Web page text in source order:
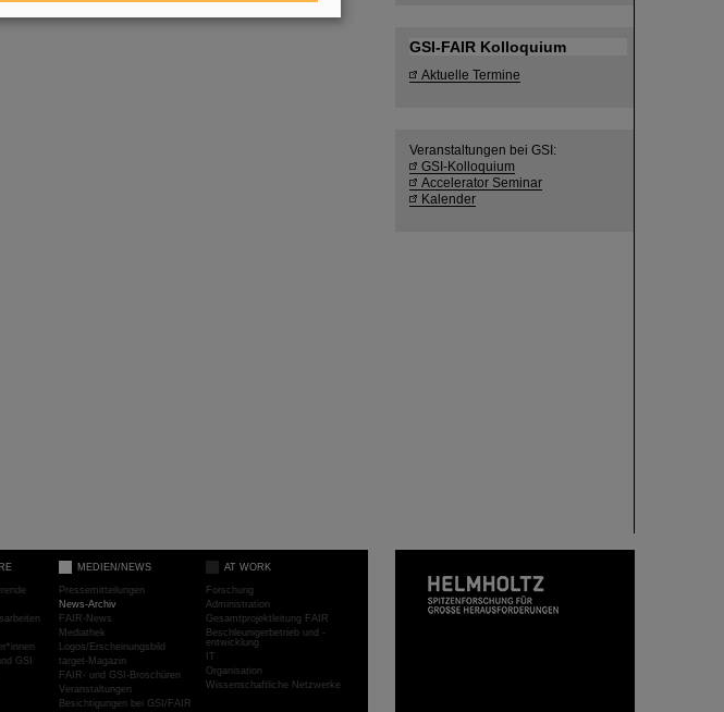
GSI-FAIR Kolloquium
Aktuelle Termine
Veranstaltungen bei GSI:
GSI-Kolloquium
Accelerator Seminar
Kalender
GSI
MEDIEN/NEWS
Pressemitteilungen
News-Archiv
FAIR-News
Mediathek
Logos/Erscheinungsbild
target-Magazin
FAIR- und GSI-Broschüren
Veranstaltungen
Besichtigungen bei GSI/FAIR
AT WORK
Forschung
Administration
Gesamtprojektleitung FAIR
Beschleunigerbetrieb und -
entwicklung
IT
Organisation
Wissenschaftliche Netzwerke